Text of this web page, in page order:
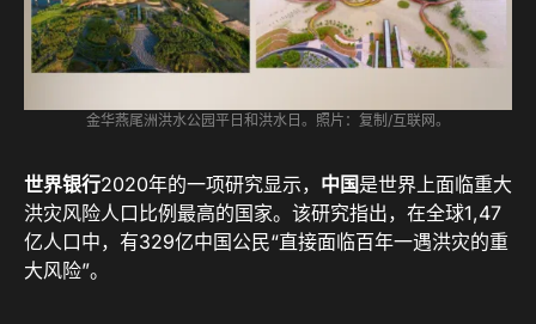
金华燕尾洲洪水公园平日和洪水日。照片：复制/互联网。
世界银行2020年的一项研究显示， 中国是世界上面临重大
洪灾风险人口比例最高的国家。该研究指出，在全球1,47
亿人口中，有329亿中国公民“直接面临百年一遇洪灾的重
大风险”。